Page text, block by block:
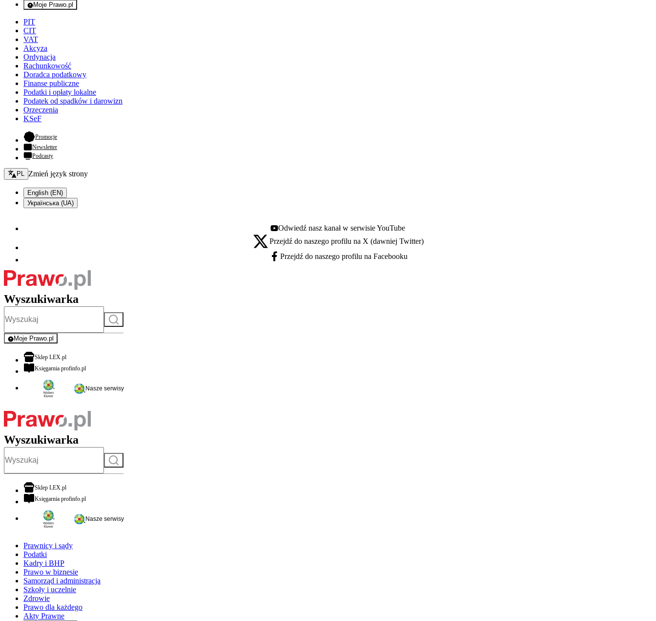
Moje Prawo.pl
- rejestracja i logowanie do serwisu
PIT
CIT
VAT
Akcyza
Ordynacja
Rachunkowość
Doradca podatkowy
Finanse publiczne
Podatki i opłaty lokalne
Podatek od spadków i darowizn
Orzeczenia
KSeF
Promocje- otwiera się w nowej karcie
Newsletter
Podcasty
Zmień język - bieżący:
PL Zmień język strony
English (EN)
Українська (UA)
Youtube - otwiera się w nowej karcie
Odwiedź nasz kanał w serwisie YouTube
X - otwiera się w nowej karcie
Przejdź do naszego profilu na X (dawniej Twitter)
Facebook - otwiera się w nowej karcie
Przejdź do naszego profilu na Facebooku
Wyszukiwarka
Szukaj
Moje Prawo.pl
- rejestracja i logowanie do serwisu
Sklep LEX.plotwiera się w nowej karcie
Księgarnia profinfo.plotwiera się w nowej karcie
Nasze serwisy
Wyszukiwarka
Szukaj
Sklep LEX.plotwiera się w nowej karcie
Księgarnia profinfo.plotwiera się w nowej karcie
Nasze serwisy
Prawnicy i sądy
Podatki
Kadry i BHP
Prawo w biznesie
Samorząd i administracja
Szkoły i uczelnie
Zdrowie
Prawo dla każdego
Akty Prawne